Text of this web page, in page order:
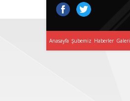
Anasayfa Şubemiz Haberler Galeri